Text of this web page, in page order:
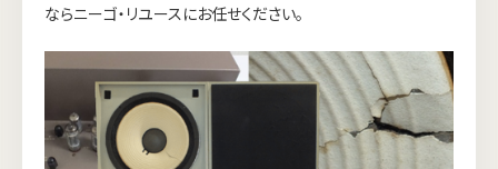
ならニーゴ・リユースにお任せください。